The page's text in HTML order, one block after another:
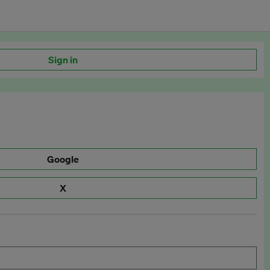
Sign in
Google
X